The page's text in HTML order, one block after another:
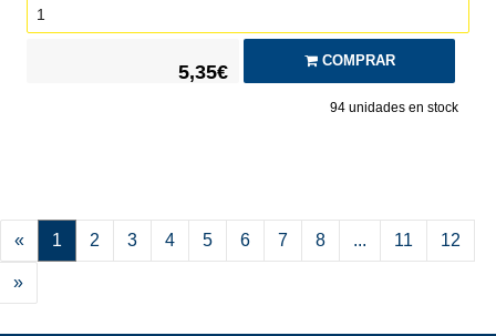
5,35€
COMPRAR
94unidades en stock
« 1 2 3 4 5 6 7 8 ... 11 12
»